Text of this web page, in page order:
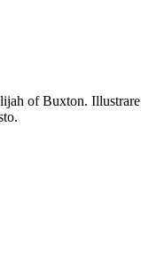
of Buxton.